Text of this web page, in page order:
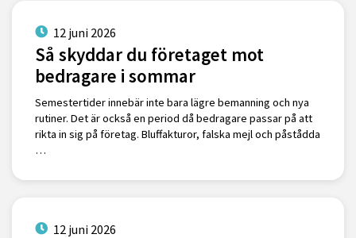
12 juni 2026
Så skyddar du företaget mot
bedragare i sommar
Semestertider innebär inte bara lägre bemanning och nya
rutiner. Det är också en period då bedragare passar på att
rikta in sig på företag. Bluffakturor, falska mejl och påstådda
…
12 juni 2026